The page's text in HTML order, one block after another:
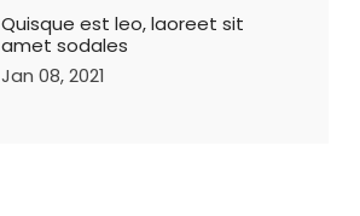
Quisque est leo, laoreet sit
amet sodales
Jan 08, 2021